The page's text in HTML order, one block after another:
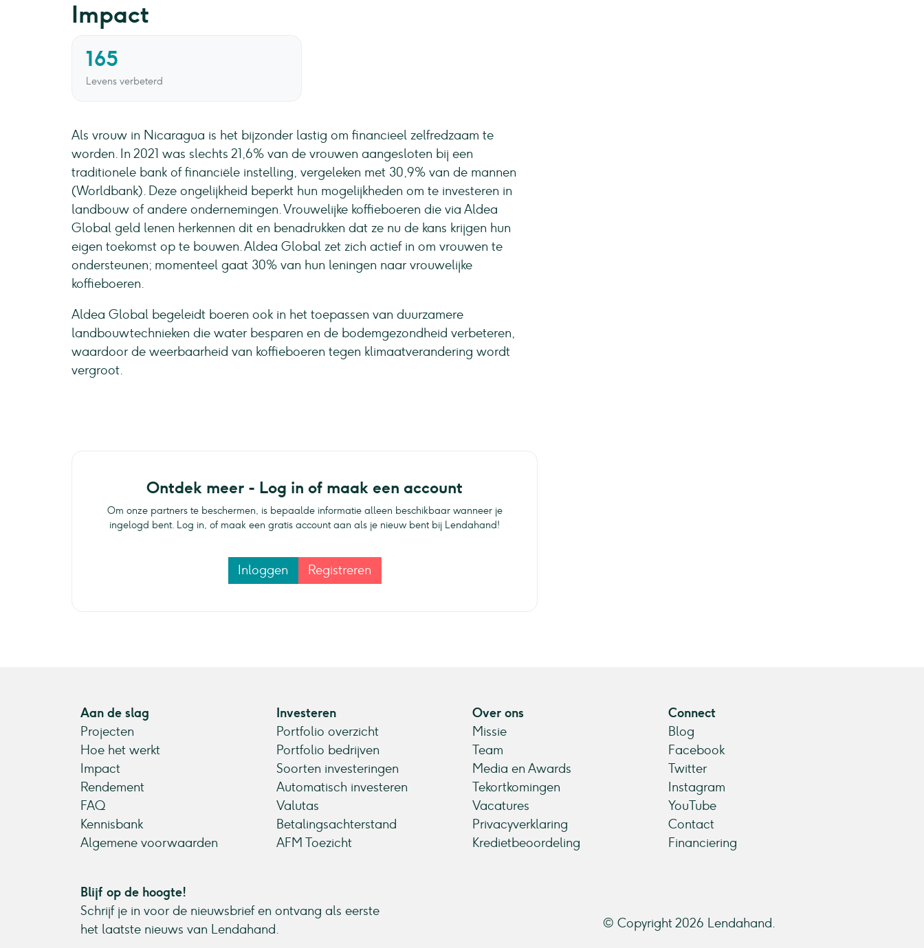
Impact
165
Levens verbeterd
Als vrouw in Nicaragua is het bijzonder lastig om financieel zelfredzaam te
worden. In 2021 was slechts 21,6% van de vrouwen aangesloten bij een
traditionele bank of financiële instelling, vergeleken met 30,9% van de mannen
(Worldbank). Deze ongelijkheid beperkt hun mogelijkheden om te investeren in
landbouw of andere ondernemingen. Vrouwelijke koffieboeren die via Aldea
Global geld lenen herkennen dit en benadrukken dat ze nu de kans krijgen hun
eigen toekomst op te bouwen. Aldea Global zet zich actief in om vrouwen te
ondersteunen; momenteel gaat 30% van hun leningen naar vrouwelijke
koffieboeren.
Aldea Global begeleidt boeren ook in het toepassen van duurzamere
landbouwtechnieken die water besparen en de bodemgezondheid verbeteren,
waardoor de weerbaarheid van koffieboeren tegen klimaatverandering wordt
vergroot.
Ontdek meer - Log in of maak een account
Om onze partners te beschermen, is bepaalde informatie alleen beschikbaar wanneer je
ingelogd bent. Log in, of maak een gratis account aan als je nieuw bent bij Lendahand!
Inloggen Registreren
Aan de slag
Projecten
Hoe het werkt
Impact
Rendement
FAQ
Kennisbank
Algemene voorwaarden
Investeren
Portfolio overzicht
Portfolio bedrijven
Soorten investeringen
Automatisch investeren
Valutas
Betalingsachterstand
AFM Toezicht
Over ons
Missie
Team
Media en Awards
Tekortkomingen
Vacatures
Privacyverklaring
Kredietbeoordeling
Connect
Blog
Facebook
Twitter
Instagram
YouTube
Contact
Financiering
Blijf op de hoogte!
Schrijf je in voor de nieuwsbrief en ontvang als eerste
het laatste nieuws van Lendahand.
© Copyright 2026 Lendahand.